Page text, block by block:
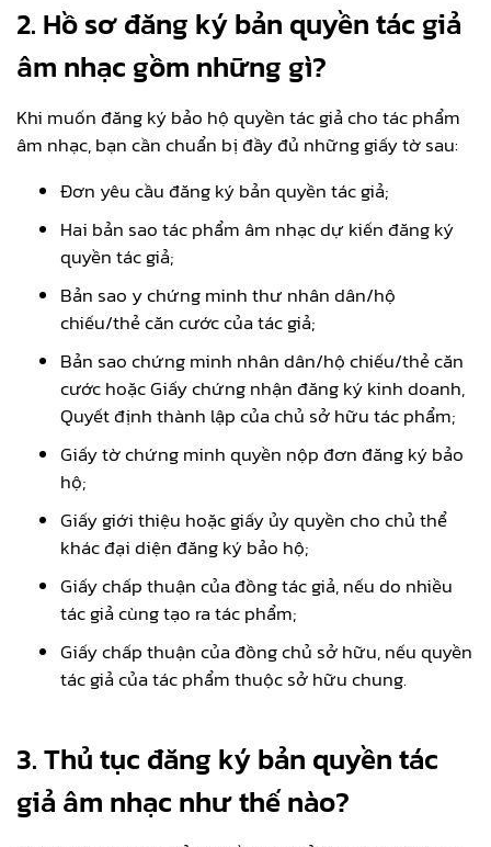
2. Hồ sơ đăng ký bản quyền tác giả
âm nhạc gồm những gì?
Khi muốn đăng ký bảo hộ quyền tác giả cho tác phẩm
âm nhạc, bạn cần chuẩn bị đầy đủ những giấy tờ sau:
Đơn yêu cầu đăng ký bản quyền tác giả;
Hai bản sao tác phẩm âm nhạc dự kiến đăng ký
quyền tác giả;
Bản sao y chứng minh thư nhân dân/hộ
chiếu/thẻ căn cước của tác giả;
Bản sao chứng minh nhân dân/hộ chiếu/thẻ căn
cước hoặc Giấy chứng nhận đăng ký kinh doanh,
Quyết định thành lập của chủ sở hữu tác phẩm;
Giấy tờ chứng minh quyền nộp đơn đăng ký bảo
hộ;
Giấy giới thiệu hoặc giấy ủy quyền cho chủ thể
khác đại diện đăng ký bảo hộ;
Giấy chấp thuận của đồng tác giả, nếu do nhiều
tác giả cùng tạo ra tác phẩm;
Giấy chấp thuận của đồng chủ sở hữu, nếu quyền
tác giả của tác phẩm thuộc sở hữu chung.
3. Thủ tục đăng ký bản quyền tác
giả âm nhạc như thế nào?